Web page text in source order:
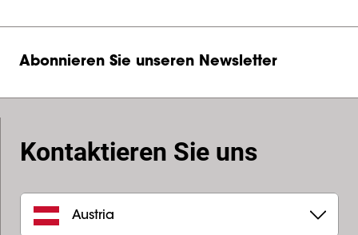
Abonnieren Sie unseren Newsletter
Kontaktieren Sie uns
Austria